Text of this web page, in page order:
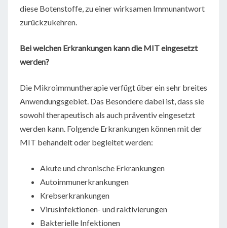
diese Botenstoffe, zu einer wirksamen Immunantwort
zurückzukehren.
Bei welchen Erkrankungen kann die MIT eingesetzt
werden?
Die Mikroimmuntherapie verfügt über ein sehr breites
Anwendungsgebiet. Das Besondere dabei ist, dass sie
sowohl therapeutisch als auch präventiv eingesetzt
werden kann. Folgende Erkrankungen können mit der
MIT behandelt oder begleitet werden:
Akute und chronische Erkrankungen
Autoimmunerkrankungen
Krebserkrankungen
Virusinfektionen- und raktivierungen
Bakterielle Infektionen